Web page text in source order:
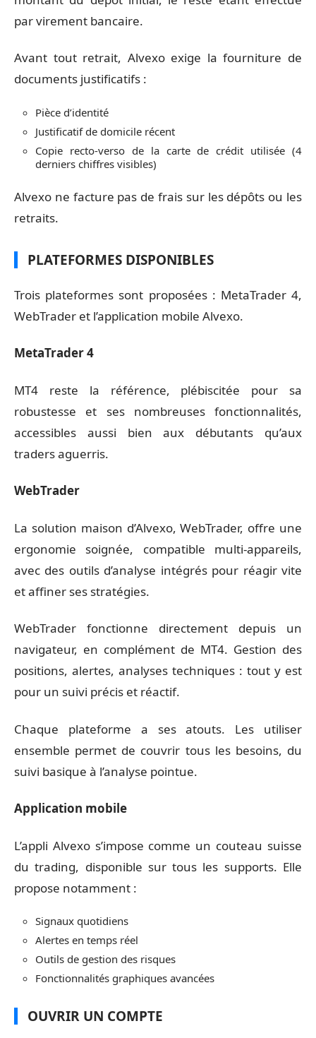
par virement bancaire.
Avant tout retrait, Alvexo exige la fourniture de
documents justificatifs :
Pièce d’identité
Justificatif de domicile récent
Copie recto-verso de la carte de crédit utilisée (4
derniers chiffres visibles)
Alvexo ne facture pas de frais sur les dépôts ou les
retraits.
PLATEFORMES DISPONIBLES
Trois plateformes sont proposées : MetaTrader 4,
WebTrader et l’application mobile Alvexo.
MetaTrader 4
MT4 reste la référence, plébiscitée pour sa
robustesse et ses nombreuses fonctionnalités,
accessibles aussi bien aux débutants qu’aux
traders aguerris.
WebTrader
La solution maison d’Alvexo, WebTrader, offre une
ergonomie soignée, compatible multi-appareils,
avec des outils d’analyse intégrés pour réagir vite
et affiner ses stratégies.
WebTrader fonctionne directement depuis un
navigateur, en complément de MT4. Gestion des
positions, alertes, analyses techniques : tout y est
pour un suivi précis et réactif.
Chaque plateforme a ses atouts. Les utiliser
ensemble permet de couvrir tous les besoins, du
suivi basique à l’analyse pointue.
Application mobile
L’appli Alvexo s’impose comme un couteau suisse
du trading, disponible sur tous les supports. Elle
propose notamment :
Signaux quotidiens
Alertes en temps réel
Outils de gestion des risques
Fonctionnalités graphiques avancées
OUVRIR UN COMPTE